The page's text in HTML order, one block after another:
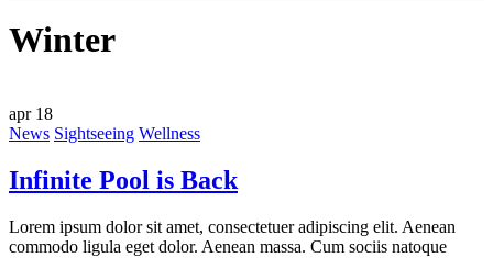
Winter
apr 18
News Sightseeing Wellness
Infinite Pool is Back
Lorem ipsum dolor sit amet, consectetuer adipiscing elit. Aenean
commodo ligula eget dolor. Aenean massa. Cum sociis natoque